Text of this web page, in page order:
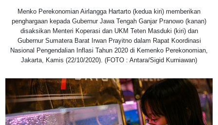
Menko Perekonomian Airlangga Hartarto (kedua kiri) memberikan
penghargaan kepada Gubernur Jawa Tengah Ganjar Pranowo (kanan)
disaksikan Menteri Koperasi dan UKM Teten Masduki (kiri) dan
Gubernur Sumatera Barat Irwan Prayitno dalam Rapat Koordinasi
Nasional Pengendalian Inflasi Tahun 2020 di Kemenko Perekonomian,
Jakarta, Kamis (22/10/2020). (FOTO : Antara/Sigid Kurniawan)